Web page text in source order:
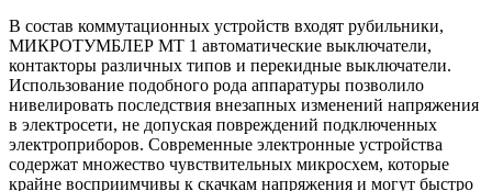
В состав коммутационных устройств входят рубильники,
МИКРОТУМБЛЕР МТ 1 автоматические выключатели,
контакторы различных типов и перекидные выключатели.
Использование подобного рода аппаратуры позволило
нивелировать последствия внезапных изменений напряжения
в электросети, не допуская повреждений подключенных
электроприборов. Современные электронные устройства
содержат множество чувствительных микросхем, которые
крайне восприимчивы к скачкам напряжения и могут быстро